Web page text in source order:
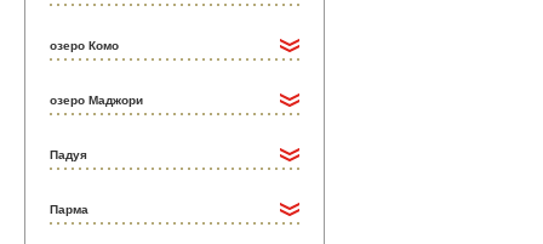
озеро Комо
озеро Маджори
Падуя
Парма